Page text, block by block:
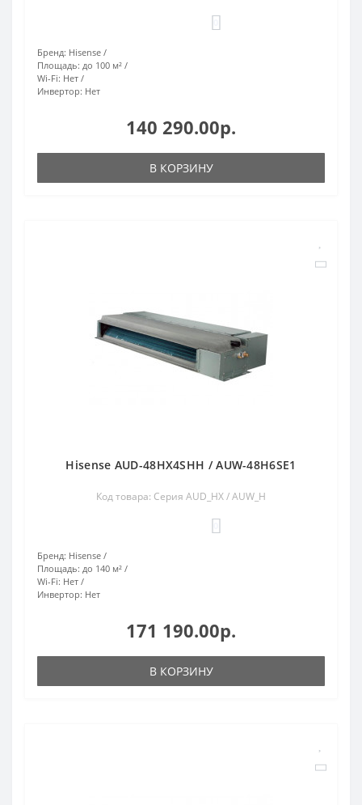
Бренд: Hisense
Площадь: до 100 м²
Wi-Fi: Нет
Инвертор: Нет
140 290.00р.
В КОРЗИНУ
Hisense AUD-48HX4SHH / AUW-48H6SE1
Код товара: Серия AUD_HX / AUW_H
Бренд: Hisense
Площадь: до 140 м²
Wi-Fi: Нет
Инвертор: Нет
171 190.00р.
В КОРЗИНУ